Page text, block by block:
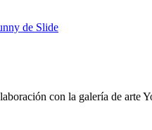
con la galería de